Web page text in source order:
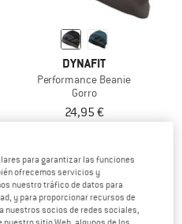
DYNAFIT
Performance Beanie
Gorro
24,95 €
para garantizar las funciones
ofrecemos servicios y
nuestro tráfico de datos para
y para proporcionar recursos de
nuestros socios de redes sociales,